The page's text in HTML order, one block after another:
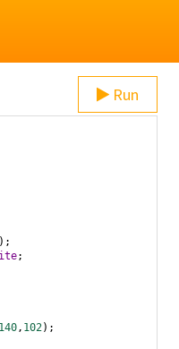
Run
);
;
140, 102);